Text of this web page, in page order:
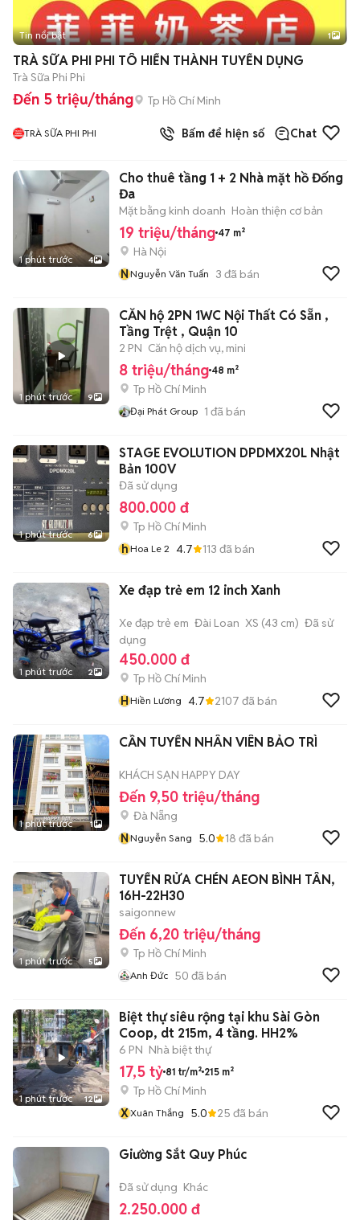
Tin nổi bật 1
TRÀ SỮA PHI PHI TÔ HIẾN THÀNH TUYỂN DỤNG
Trà Sữa Phi Phi
Đến 5 triệu/tháng Tp Hồ Chí Minh
TRÀ SỮA PHI PHI Bấm để hiện số Chat
1 phút trước 4
Cho thuê tầng 1 + 2 Nhà mặt hồ Đống
Đa
Mặt bằng kinh doanh Hoàn thiện cơ bản
19 triệu/tháng 47 m²
Hà Nội
NNguyễn Văn Tuấn 3 đã bán
1 phút trước 9
CĂN hộ 2PN 1WC Nội Thất Có Sẵn ,
Tầng Trệt , Quận 10
2 PN Căn hộ dịch vụ, mini
8 triệu/tháng 48 m²
Tp Hồ Chí Minh
Đại Phát Group 1 đã bán
1 phút trước 6
STAGE EVOLUTION DPDMX20L Nhật
Bản 100V
Đã sử dụng
800.000 đ
Tp Hồ Chí Minh
hHoa Le 2 4.7 113 đã bán
1 phút trước 2
Xe đạp trẻ em 12 inch Xanh
Xe đạp trẻ em Đài Loan XS (43 cm) Đã sử
dụng
450.000 đ
Tp Hồ Chí Minh
HHiền Lương 4.7 2107 đã bán
1 phút trước 1
CẦN TUYỂN NHÂN VIÊN BẢO TRÌ
KHÁCH SẠN HAPPY DAY
Đến 9,50 triệu/tháng
Đà Nẵng
NNguyễn Sang 5.0 18 đã bán
1 phút trước 5
TUYỂN RỬA CHÉN AEON BÌNH TÂN,
16H-22H30
saigonnew
Đến 6,20 triệu/tháng
Tp Hồ Chí Minh
Anh Đức 50 đã bán
1 phút trước 12
Biệt thự siêu rộng tại khu Sài Gòn
Coop, dt 215m, 4 tầng. HH2%
6 PN Nhà biệt thự
17,5 tỷ 81 tr/m² 215 m²
Tp Hồ Chí Minh
XXuân Thắng 5.0 25 đã bán
Giường Sắt Quy Phúc
Đã sử dụng Khác
2.250.000 đ